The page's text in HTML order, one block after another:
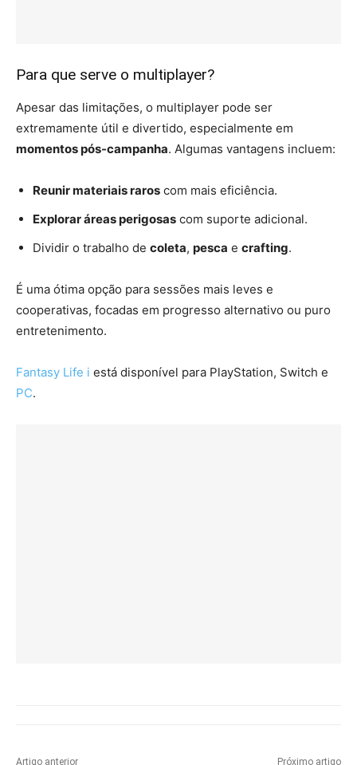
Para que serve o multiplayer?
Apesar das limitações, o multiplayer pode ser
extremamente útil e divertido, especialmente em
momentos pós-campanha. Algumas vantagens incluem:
Reunir materiais raros com mais eficiência.
Explorar áreas perigosas com suporte adicional.
Dividir o trabalho de coleta, pesca e crafting.
É uma ótima opção para sessões mais leves e
cooperativas, focadas em progresso alternativo ou puro
entretenimento.
Fantasy Life i está disponível para PlayStation, Switch e
PC.
Artigo anterior Próximo artigo